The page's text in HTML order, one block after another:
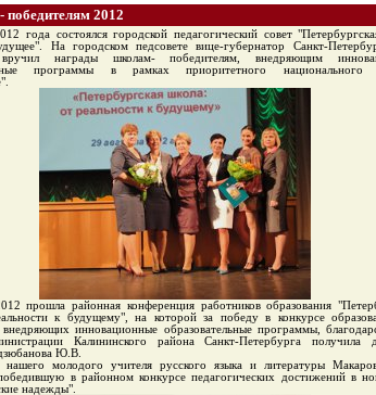
2012
года состоялся городской педагогический совет
На городском педсовете вице-губернатор Санкт-
награды школам- победителям, внедряющим
программы в рамках приоритетного национального
прошла районная конференция работников образования
к будущему", на которой за победу в конкурсе
инновационные образовательные программы,
Калининского района Санкт-Петербурга получила
Ю.В.
молодого учителя русского языка и литературы
в районном конкурсе педагогических достижений в
надежды".